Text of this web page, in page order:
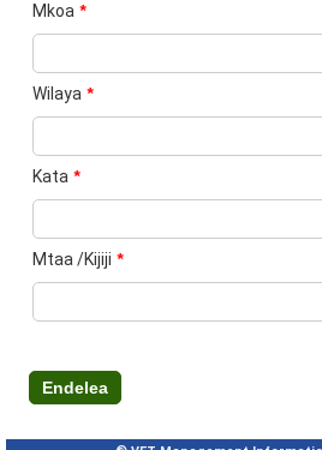
Mkoa *
Wilaya *
Kata *
Mtaa /Kijiji *